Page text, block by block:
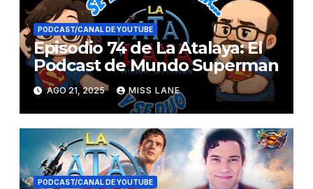
PODCAST/CANAL DE YOUTUBE
Episodio 74 de La Atalaya: El
Podcast de Mundo Superman
AGO 21, 2025 MISS LANE
PODCAST/CANAL DE YOUTUBE